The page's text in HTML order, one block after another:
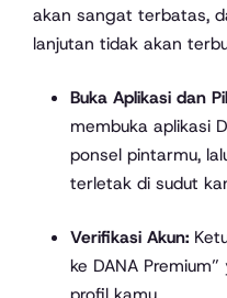
akan sangat terbatas,
lanjutan tidak akan
Buka Aplikasi dan
membuka aplikasi
ponsel pintarmu,
terletak di sudut
Verifikasi Akun:
ke DANA